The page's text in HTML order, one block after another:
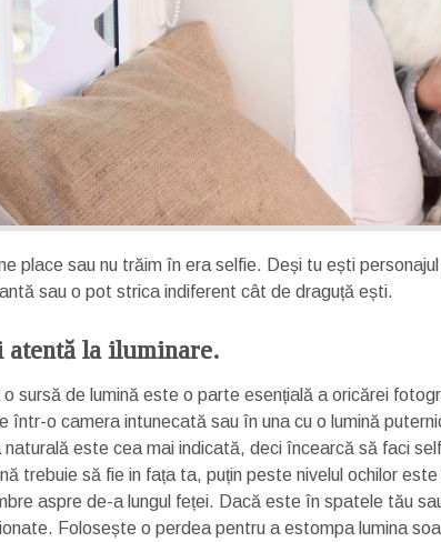
place sau nu trăim în era selfie. Deși tu ești
sau o pot strica indiferent cât de draguță ești.
atentă la iluminare.
o sursă de lumină este o parte esențială a oricărei
într-o camera intunecată sau în una cu o lumină
naturală este cea mai indicată, deci încearcă să faci
trebuie să fie in fața ta, puțin peste nivelul ochilor
aspre de-a lungul feței. Dacă este în spatele tău
Folosește o perdea pentru a estompa lumina